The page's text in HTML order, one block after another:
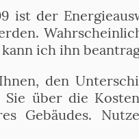
ist der
ich ihn
den
über die
Gebäudes.